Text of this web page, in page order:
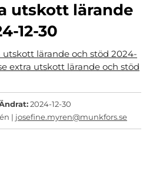
utskott lärande
12-30
utskott lärande och stöd 2024-
extra utskott lärande och stöd
2024-12-30
| josefine.myren@munkfors.se
Facebook
via mail